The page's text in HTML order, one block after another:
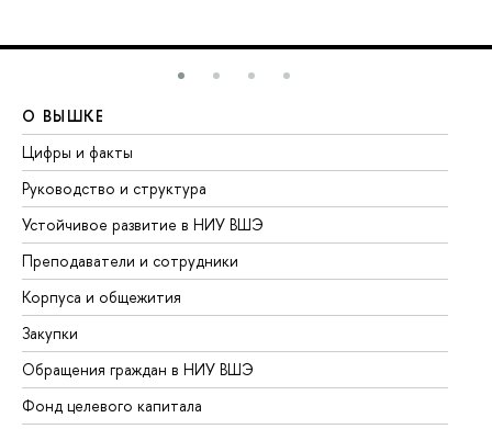
О ВЫШКЕ
Цифры и факты
Руководство и структура
Устойчивое развитие в НИУ ВШЭ
Преподаватели и сотрудники
Корпуса и общежития
Закупки
Обращения граждан в НИУ ВШЭ
Фонд целевого капитала